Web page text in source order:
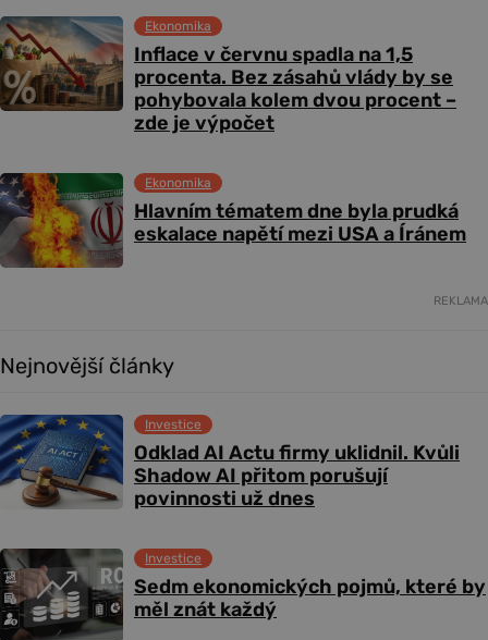
Inflace v červnu spadla na 1,5
procenta. Bez zásahů vlády by se
pohybovala kolem dvou procent –
zde je výpočet
Ekonomika
Hlavním tématem dne byla prudká
eskalace napětí mezi USA a Íránem
Ekonomika
REKLAMA
Nejnovější články
Odklad AI Actu firmy uklidnil. Kvůli
Shadow AI přitom porušují
povinnosti už dnes
Investice
Sedm ekonomických pojmů, které by
měl znát každý
Investice